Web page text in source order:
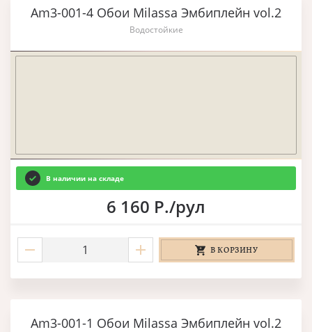
Am3-001-4 Обои Milassa Эмбиплейн vol.2
Водостойкие
В наличии на складе
6 160 Р./рул
В КОРЗИНУ
Am3-001-1 Обои Milassa Эмбиплейн vol.2